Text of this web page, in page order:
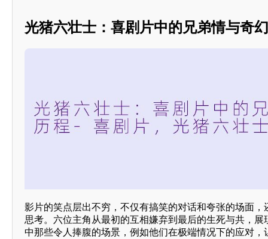
光猪六壮士：喜剧片中的兄弟情与奇
影片的笑点层出不穷，不仅有搞笑的对话和夸张的场面，
思考。六位主角从最初的互相嫌弃到最后的生死与共，展
中那些令人捧腹的场景，例如他们在极端情况下的应对，